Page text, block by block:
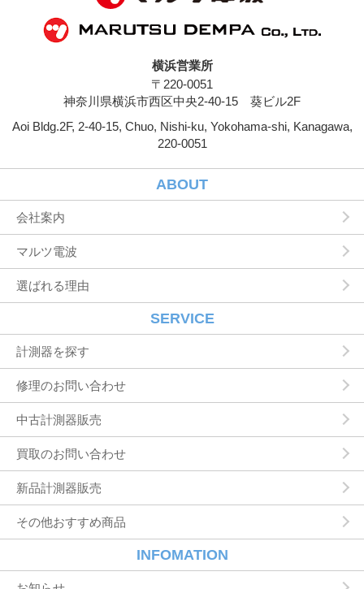
用日時，利用方法，利用環境（携帯端末を通じ
てご利用の場合の当該端末の通信状態，利用に
際しての各種設定情報なども含みます），IPア
識別情報などの履歴情報および特性情報を，ユ
ーザーが当社や提携先のサービスを利用しまた
はページを閲覧する際に収集します。
第３条（個人情報を収集・利用する目的）
当社が個人情報を収集・利用する目的は，以下
ユーザーに自分の登録情報の閲覧や修正，利用
状況の閲覧を行っていただくために，氏名，住
の代金などに関する情報を表示する目的
アドレスを利用する場合やユーザーに商品を送
名や住所などの連絡先情報を利用する目的
ユーザーの本人確認を行うために，氏名，生年
月日，住所，電話番号，銀行口座番号，クレジ
商品名や数量，利用されたサービスの種類や期
情報などを利用する目的
ユーザーが簡便にデータを入力できるようにす
るために，当社に登録されている情報を入力画
含みます）に転送したりする目的
代金の支払を遅滞したり第三者に損害を発生さ
せたりするなど，本サービスの利用規約に違反
したユーザーや，不正・不当な目的でサービス
横浜営業所
〒220-0051
神奈川県横浜市西区中央2-40-15 葵ビル2F
Aoi Bldg.2F, 2-40-15, Chuo, Nishi-ku, Yokohama-shi, Kanagawa,
220-0051
ABOUT
会社案内
マルツ電波
選ばれる理由
SERVICE
計測器を探す
修理のお問い合わせ
中古計測器販売
買取のお問い合わせ
新品計測器販売
その他おすすめ商品
INFOMATION